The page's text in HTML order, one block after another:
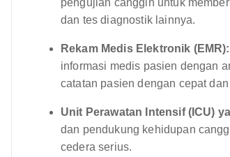
dan tes diagnostik lainnya.
Rekam Medis Elektronik (EMR):
informasi medis pasien dengan
catatan pasien dengan cepat
Unit Perawatan Intensif (ICU)
dan pendukung kehidupan
cedera serius.